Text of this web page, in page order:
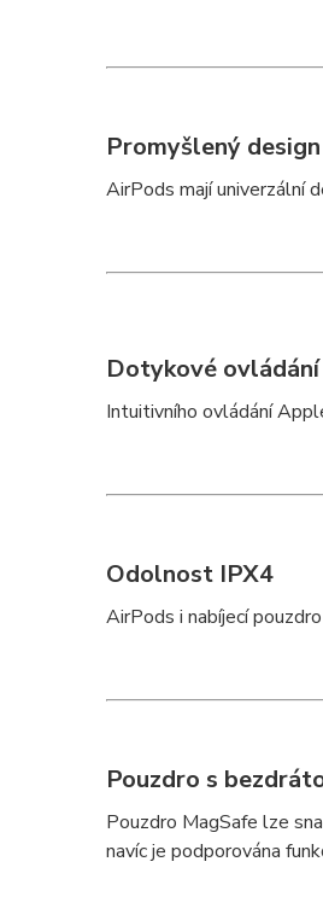
Promyšlený design
AirPods mají univerzální
Dotykové ovládání
Intuitivního ovládání
Odolnost IPX4
AirPods i nabíjecí
Pouzdro s
Pouzdro MagSafe lze
navíc je podporována